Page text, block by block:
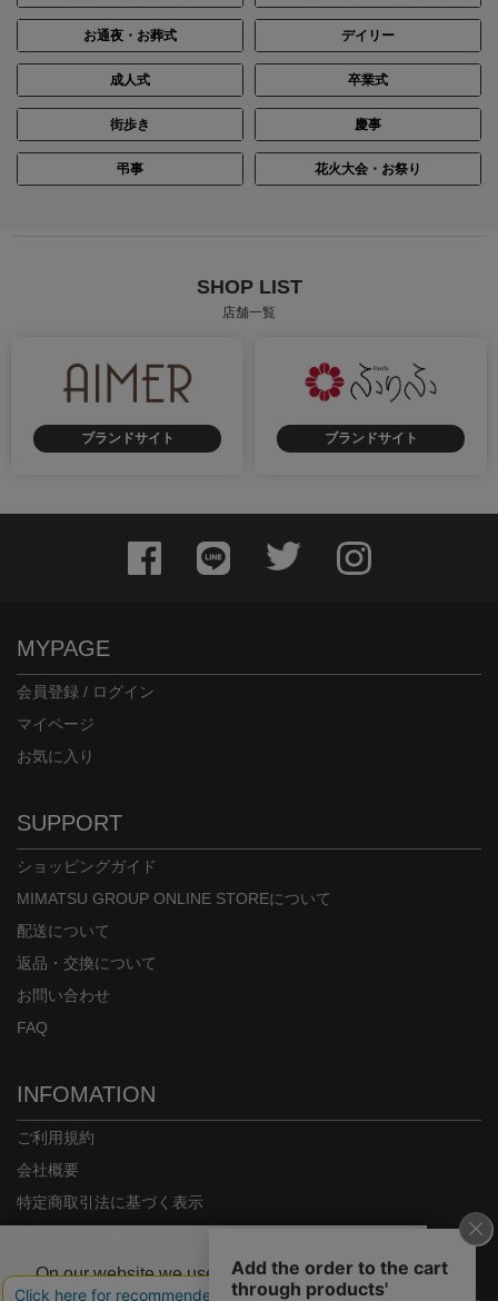
身長：150cm 身長：144cm
お通夜・お葬式 デイリー
成人式 卒業式
街歩き 慶事
弔事 花火大会・お祭り
SHOP LIST
店舗一覧
ブランドサイト ブランドサイト
MYPAGE
会員登録 / ログイン
マイページ
お気に入り
SUPPORT
ショッピングガイド
MIMATSU GROUP ONLINE STOREについて
配送について
返品・交換について
お問い合わせ
FAQ
INFOMATION
ご利用規約
会社概要
特定商取引法に基づく表示
On our website we use some cookies. These